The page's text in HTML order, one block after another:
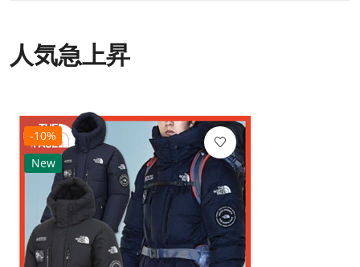
人気急上昇
-10%
New